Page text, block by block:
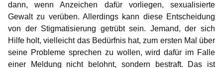
dann, wenn Anzeichen dafür vorliegen, sexualisierte
Gewalt zu verüben. Allerdings kann diese Entscheidung
von der Stigmatisierung getrübt sein. Jemand, der sich
Hilfe holt, vielleicht das Bedürfnis hat, zum ersten Mal über
seine Probleme sprechen zu wollen, wird dafür im Falle
einer Meldung nicht belohnt, sondern bestraft. Das ist